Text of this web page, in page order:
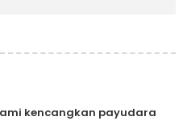
kencangkan payudara